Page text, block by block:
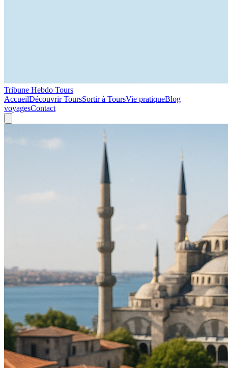
Tribune Hebdo Tours
AccueilDécouvrir ToursSortir à ToursVie pratiqueBlog
voyagesContact